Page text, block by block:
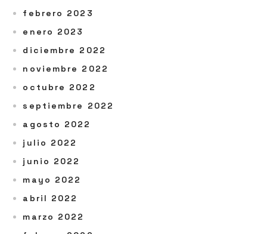
febrero 2023
enero 2023
diciembre 2022
noviembre 2022
octubre 2022
septiembre 2022
agosto 2022
julio 2022
junio 2022
mayo 2022
abril 2022
marzo 2022